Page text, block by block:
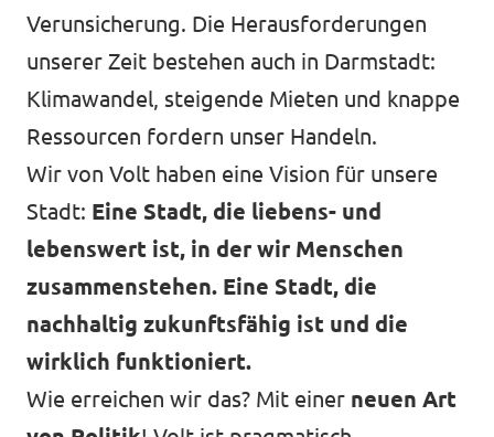
Verunsicherung. Die Herausforderungen
unserer Zeit bestehen auch in Darmstadt:
Klimawandel, steigende Mieten und knappe
Ressourcen fordern unser Handeln.
Wir von Volt haben eine Vision für unsere
Stadt: Eine Stadt, die liebens- und
lebenswert ist, in der wir Menschen
zusammenstehen. Eine Stadt, die
nachhaltig zukunftsfähig ist und die
wirklich funktioniert.
Wie erreichen wir das? Mit einer neuen Art